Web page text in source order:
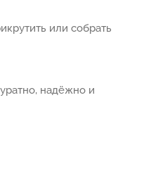
или собрать
надёжно и